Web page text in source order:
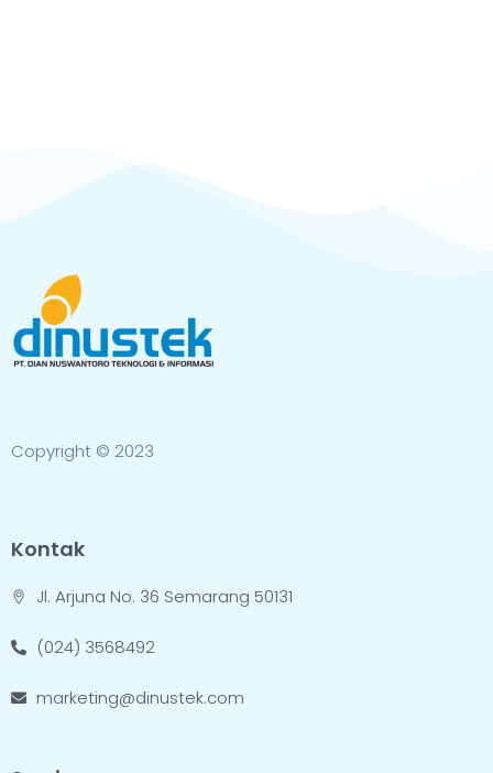
Copyright © 2023
Kontak
Jl. Arjuna No. 36 Semarang 50131
(024) 3568492
marketing@dinustek.com